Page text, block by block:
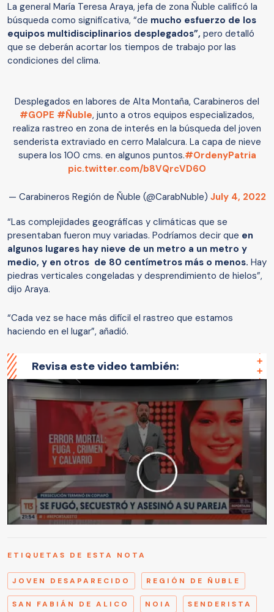
La general María Teresa Araya, jefa de zona Ñuble calificó la
búsqueda como significativa, “de mucho esfuerzo de los
equipos multidisciplinarios desplegados”, pero detalló
que se deberán acortar los tiempos de trabajo por las
condiciones del clima.
Desplegados en labores de Alta Montaña, Carabineros del
#GOPE #Ñuble, junto a otros equipos especializados,
realiza rastreo en zona de interés en la búsqueda del joven
senderista extraviado en cerro Malalcura. La capa de nieve
supera los 100 cms. en algunos puntos.#OrdenyPatria
pic.twitter.com/b8VQrcVD6O
— Carabineros Región de Ñuble (@CarabNuble) July 4, 2022
“Las complejidades geográficas y climáticas que se
presentaban fueron muy variadas. Podríamos decir que en
algunos lugares hay nieve de un metro a un metro y
medio, y en otros de 80 centímetros más o menos. Hay
piedras verticales congeladas y desprendimiento de hielos”,
dijo Araya.
“Cada vez se hace más difícil el rastreo que estamos
haciendo en el lugar”, añadió.
Revisa este video también:
ETIQUETAS DE ESTA NOTA
JOVEN DESAPARECIDO REGIÓN DE ÑUBLE
SAN FABIÁN DE ALICO NOIA SENDERISTA